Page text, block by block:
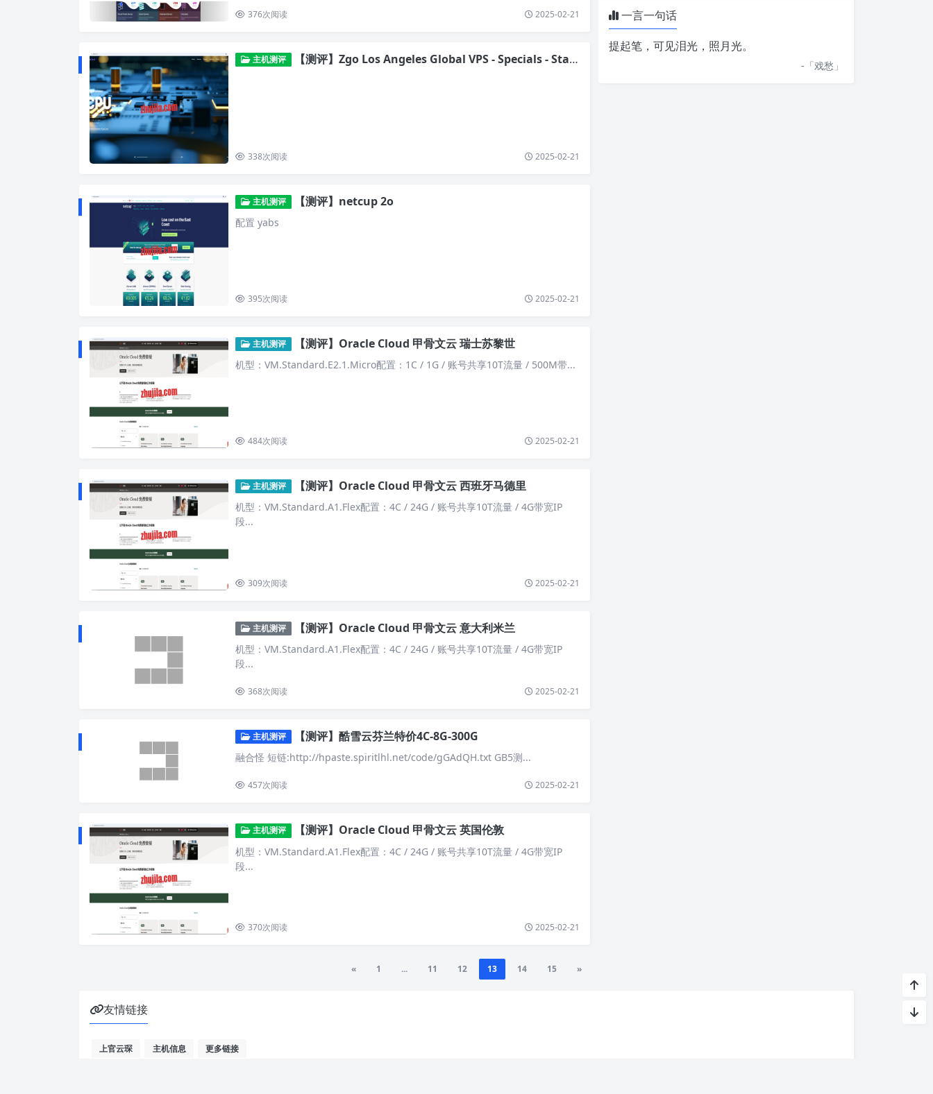
376次阅读 2025-02-21
主机测评 【测评】Zgo Los Angeles Global VPS - Specials - Standard 25刀
338次阅读 2025-02-21
主机测评 【测评】netcup 2o
配置 yabs
395次阅读 2025-02-21
主机测评 【测评】Oracle Cloud 甲骨文云 瑞士苏黎世
机型：VM.Standard.E2.1.Micro配置：1C / 1G / 账号共享10T流量 / 500M带...
484次阅读 2025-02-21
主机测评 【测评】Oracle Cloud 甲骨文云 西班牙马德里
机型：VM.Standard.A1.Flex配置：4C / 24G / 账号共享10T流量 / 4G带宽IP
段...
309次阅读 2025-02-21
主机测评 【测评】Oracle Cloud 甲骨文云 意大利米兰
机型：VM.Standard.A1.Flex配置：4C / 24G / 账号共享10T流量 / 4G带宽IP
段...
368次阅读 2025-02-21
主机测评 【测评】酷雪云芬兰特价4C-8G-300G
融合怪 短链:http://hpaste.spiritlhl.net/code/gGAdQH.txt GB5测...
457次阅读 2025-02-21
主机测评 【测评】Oracle Cloud 甲骨文云 英国伦敦
机型：VM.Standard.A1.Flex配置：4C / 24G / 账号共享10T流量 / 4G带宽IP
段...
370次阅读 2025-02-21
« 1 ... 11 12 13 14 15 »
一言一句话
提起笔，可见泪光，照月光。
-「戏愁 」
友情链接
上官云琛 主机信息 更多链接